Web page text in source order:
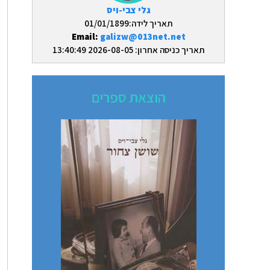
גלי צבי-ויס
תאריך לידה:01/01/1899
Email: galizw@013net.net
תאריך כניסה אחרון: 2026-08-05 13:40:49
הוצאת ספרים